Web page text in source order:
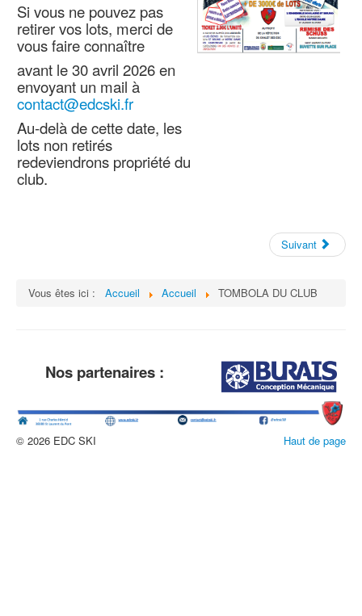
Si vous ne pouvez pas
retirer vos lots, merci de
vous faire connaître
avant le 30 avril 2026 en
envoyant un mail à
contact@edcski.fr
Au-delà de cette date, les
lots non retirés
redeviendrons propriété du
club.
Suivant
Vous êtes ici : Accueil Accueil TOMBOLA DU CLUB
Nos partenaires :
Haut de page
© 2026 EDC SKI